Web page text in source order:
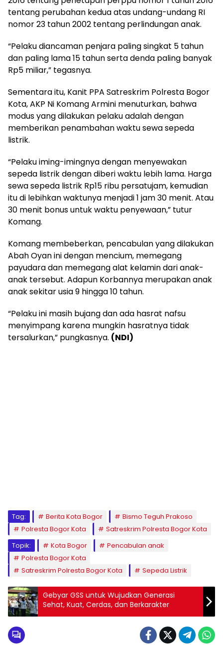
tentang perubahan kedua atas undang-undang RI
nomor 23 tahun 2002 tentang perlindungan anak.
“Pelaku diancaman penjara paling singkat 5 tahun
dan paling lama 15 tahun serta denda paling banyak
Rp5 miliar,” tegasnya.
Sementara itu, Kanit PPA Satreskrim Polresta Bogor
Kota, AKP Ni Komang Armini menuturkan, bahwa
modus yang dilakukan pelaku adalah dengan
memberikan penambahan waktu sewa sepeda
listrik.
“Pelaku iming-imingnya dengan menyewakan
sepeda listrik dengan diberi waktu lebih lama. Harga
sewa sepeda listrik Rp15 ribu persatujam, kemudian
itu di lebihkan waktunya menjadi 1 jam 30 menit. Atau
30 menit bonus untuk waktu penyewaan,” tutur
Komang.
Komang membeberkan, pencabulan yang dilakukan
Abah Oyan ini dengan mencium, memegang
payudara dan memegang alat kelamin dari anak-
anak tersebut. Adapun Korbannya merupakan anak
anak sekitar usia 9 hingga 10 tahun.
“Pelaku ini masih bujang dan ada hasrat nafsu
menyimpang karena mungkin hasratnya tidak
tersalurkan,” pungkasnya. (NDI)
Tag: Berita Kota Bogor
Bismo Teguh Prakoso
Polresta Bogor Kota
Satreskrim Polresta Bogor Kota
Topik:
Kota Bogor
Pencabulan anak
Polresta Bogor Kota
Satreskrim Polresta Bogor Kota
Sepeda Listrik
Gebyar GSS untuk Wujudkan Generasi
Sehat, Kuat, Cerdas, dan Berkarakter